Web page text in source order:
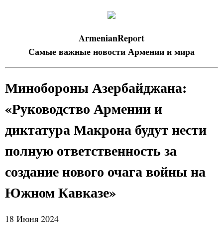
ArmenianReport
Самые важные новости Армении и мира
Минобороны Азербайджана:
«Руководство Армении и
диктатура Макрона будут нести
полную ответственность за
создание нового очага войны на
Южном Кавказе»
18 Июня 2024